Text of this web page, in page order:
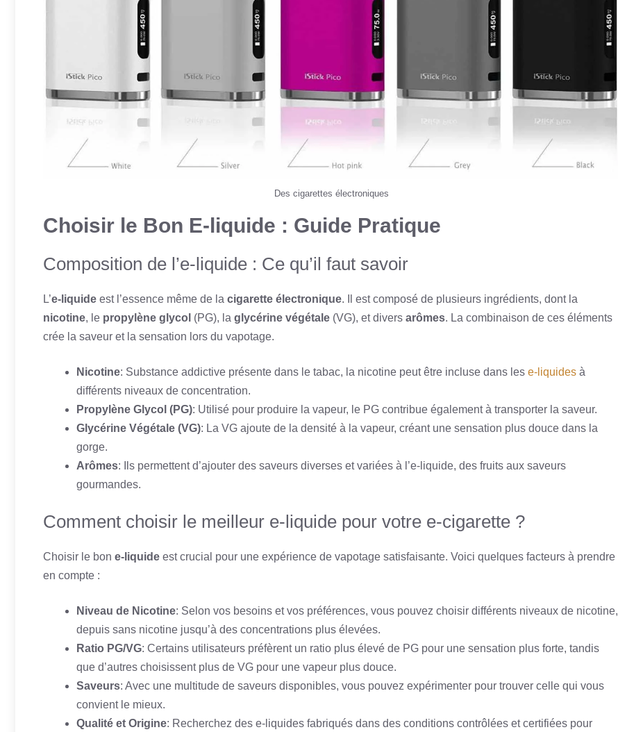
Des cigarettes électroniques
Choisir le Bon E-liquide : Guide Pratique
Composition de l’e-liquide : Ce qu’il faut savoir
L’e-liquide est l’essence même de la cigarette électronique. Il est composé de plusieurs ingrédients, dont la
nicotine, le propylène glycol (PG), la glycérine végétale (VG), et divers arômes. La combinaison de ces éléments
crée la saveur et la sensation lors du vapotage.
Nicotine: Substance addictive présente dans le tabac, la nicotine peut être incluse dans les e-liquides à
différents niveaux de concentration.
Propylène Glycol (PG): Utilisé pour produire la vapeur, le PG contribue également à transporter la saveur.
Glycérine Végétale (VG): La VG ajoute de la densité à la vapeur, créant une sensation plus douce dans la
gorge.
Arômes: Ils permettent d’ajouter des saveurs diverses et variées à l’e-liquide, des fruits aux saveurs
gourmandes.
Comment choisir le meilleur e-liquide pour votre e-cigarette ?
Choisir le bon e-liquide est crucial pour une expérience de vapotage satisfaisante. Voici quelques facteurs à prendre
en compte :
Niveau de Nicotine: Selon vos besoins et vos préférences, vous pouvez choisir différents niveaux de nicotine,
depuis sans nicotine jusqu’à des concentrations plus élevées.
Ratio PG/VG: Certains utilisateurs préfèrent un ratio plus élevé de PG pour une sensation plus forte, tandis
que d’autres choisissent plus de VG pour une vapeur plus douce.
Saveurs: Avec une multitude de saveurs disponibles, vous pouvez expérimenter pour trouver celle qui vous
convient le mieux.
Qualité et Origine: Recherchez des e-liquides fabriqués dans des conditions contrôlées et certifiées pour